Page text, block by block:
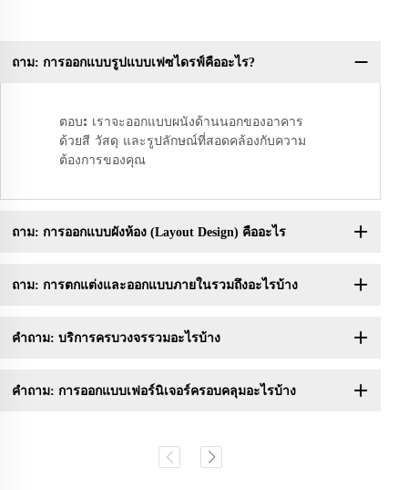
ถาม: การออกแบบรูปแบบเฟซไดรฟ์คืออะไร?
ตอบ: เราจะออกแบบผนังด้านนอกของอาคาร
ด้วยสี วัสดุ และรูปลักษณ์ที่สอดคล้องกับความ
ต้องการของคุณ
ถาม: การออกแบบผังห้อง (Layout Design) คืออะไร
ถาม: การตกแต่งและออกแบบภายในรวมถึงอะไรบ้าง
คำถาม: บริการครบวงจรรวมอะไรบ้าง
คำถาม: การออกแบบเฟอร์นิเจอร์ครอบคลุมอะไรบ้าง